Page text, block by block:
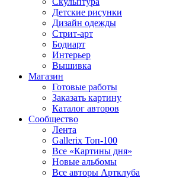
Детские рисунки
Дизайн одежды
Стрит-арт
Бодиарт
Интерьер
Вышивка
Магазин
Готовые работы
Заказать картину
Каталог авторов
Сообщество
Лента
Gallerix Топ-100
Все «Картины дня»
Новые альбомы
Все авторы Артклуба